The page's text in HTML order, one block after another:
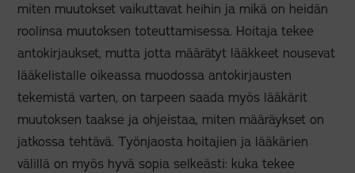
miten muutokset vaikuttavat heihin ja mikä on heidän
roolinsa muutoksen toteuttamisessa. Hoitaja tekee
antokirjaukset, mutta jotta määrätyt lääkkeet nousevat
lääkelistalle oikeassa muodossa antokirjausten
tekemistä varten, on tarpeen saada myös lääkärit
muutoksen taakse ja ohjeistaa, miten määräykset on
jatkossa tehtävä. Työnjaosta hoitajien ja lääkärien
välillä on myös hyvä sopia selkeästi: kuka tekee